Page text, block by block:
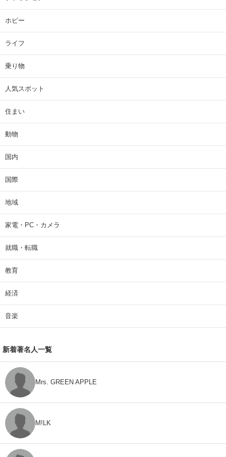
ホビー
ライフ
乗り物
人気スポット
住まい
動物
国内
国際
地域
家電・PC・カメラ
就職・転職
教育
経済
音楽
新着著名人一覧
Mrs. GREEN APPLE
M!LK